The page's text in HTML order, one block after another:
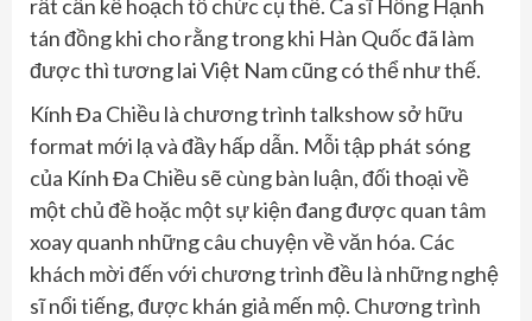
rất cần kế hoạch tổ chức cụ thể. Ca sĩ Hồng Hạnh
tán đồng khi cho rằng trong khi Hàn Quốc đã làm
được thì tương lai Việt Nam cũng có thể như thế.
Kính Đa Chiều là chương trình talkshow sở hữu
format mới lạ và đầy hấp dẫn. Mỗi tập phát sóng
của Kính Đa Chiều sẽ cùng bàn luận, đối thoại về
một chủ đề hoặc một sự kiện đang được quan tâm
xoay quanh những câu chuyện về văn hóa. Các
khách mời đến với chương trình đều là những nghệ
sĩ nổi tiếng, được khán giả mến mộ. Chương trình